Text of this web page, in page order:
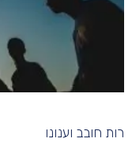
רות חובב וענונו